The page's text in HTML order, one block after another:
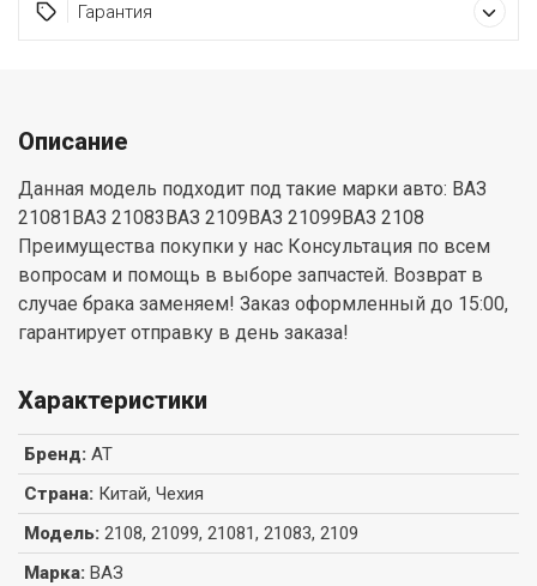
Гарантия
Описание
Данная модель подходит под такие марки авто: ВАЗ
21081ВАЗ 21083ВАЗ 2109ВАЗ 21099ВАЗ 2108
Преимущества покупки у нас Консультация по всем
вопросам и помощь в выборе запчастей. Возврат в
случае брака заменяем! Заказ оформленный до 15:00,
гарантирует отправку в день заказа!
Характеристики
Бренд: AT
Страна: Китай, Чехия
Модель: 2108, 21099, 21081, 21083, 2109
Марка: ВАЗ